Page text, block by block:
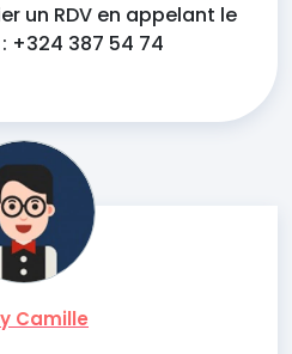
un RDV en appelant le
+324 387 54 74
Camille